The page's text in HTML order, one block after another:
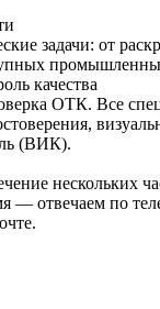
задачи: от
качества
ОТК. Все
(ВИК).
нескольких
— отвечаем по